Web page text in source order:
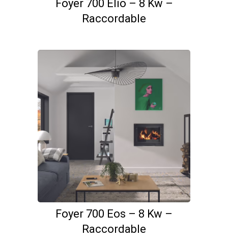
Foyer 700 Elio – 8 Kw –
Raccordable
Foyer 700 Eos – 8 Kw –
Raccordable